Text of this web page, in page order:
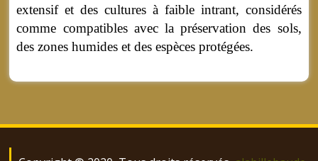
extensif et des cultures à faible intrant, considérés
comme compatibles avec la préservation des sols,
des zones humides et des espèces protégées.